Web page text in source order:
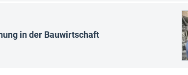
in der Bauwirtschaft